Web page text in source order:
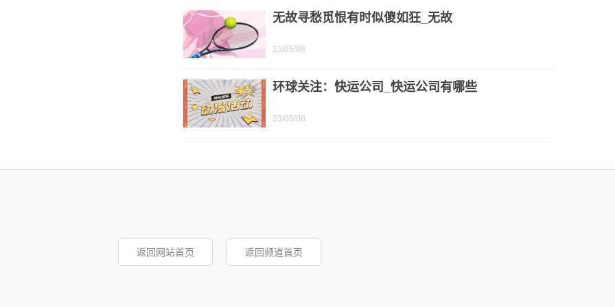
无故寻愁觅恨有时似傻如狂_无故
23/05/08
环球关注：快运公司_快运公司有哪些
23/05/08
返回网站首页 返回频道首页